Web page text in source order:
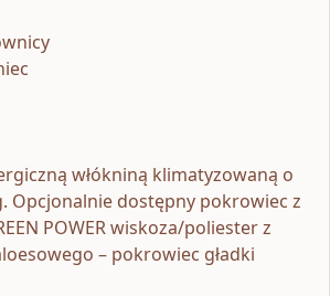
włókniną klimatyzowaną o
Opcjonalnie dostępny pokrowiec z
POWER wiskoza/poliester z
– pokrowiec gładki